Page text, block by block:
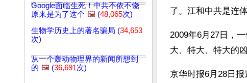
Google面临生死！中共不依不饶
原来是为了这个 🖼️ (48,065次)
生物学历史上的著名骗局 (34,653
次)
从一个轰动物理界的新闻所想到
的 🖼️ (36,691次)
了。江和中共是连体
2009年6月27日，
大、特大、特大的凶
京华时报6月28日